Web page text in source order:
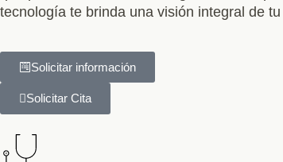
tecnología te brinda una visión integral de
Solicitar información
Solicitar Cita